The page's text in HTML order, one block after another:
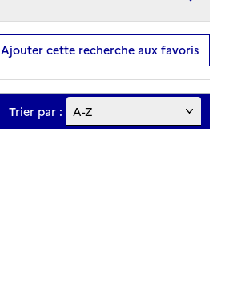
Ajouter cette recherche aux favoris
Trier par :